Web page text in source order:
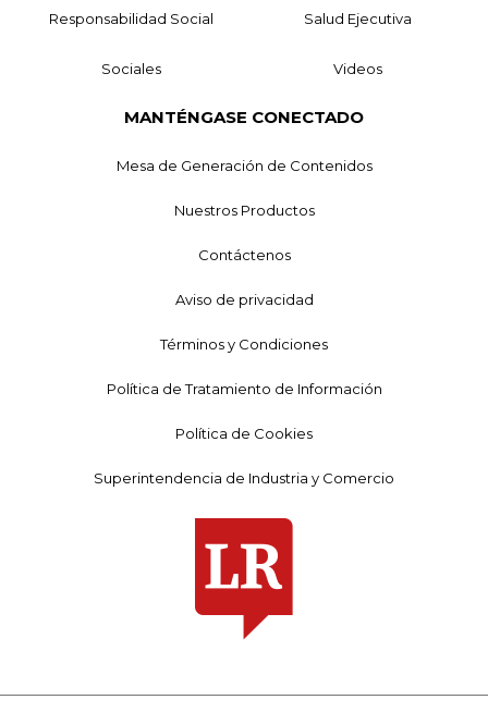
Responsabilidad Social Salud Ejecutiva
Sociales Videos
MANTÉNGASE CONECTADO
Mesa de Generación de Contenidos
Nuestros Productos
Contáctenos
Aviso de privacidad
Términos y Condiciones
Política de Tratamiento de Información
Política de Cookies
Superintendencia de Industria y Comercio